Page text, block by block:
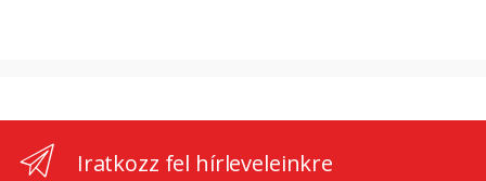
Iratkozz fel hírleveleinkre